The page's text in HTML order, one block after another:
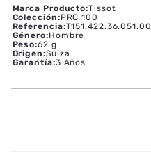
Marca Producto:Tissot
Colección:PRC 100
Referencia:T151.422.36.051.00
Género:Hombre
Peso:62 g
Origen:Suiza
Garantía:3 Años